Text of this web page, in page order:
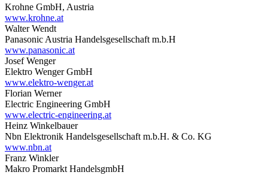
Krohne GmbH, Austria
www.krohne.at
Walter Wendt
Panasonic Austria Handelsgesellschaft m.b.H
www.panasonic.at
Josef Wenger
Elektro Wenger GmbH
www.elektro-wenger.at
Florian Werner
Electric Engineering GmbH
www.electric-engineering.at
Heinz Winkelbauer
Nbn Elektronik Handelsgesellschaft m.b.H. & Co. KG
www.nbn.at
Franz Winkler
Makro Promarkt HandelsgmbH